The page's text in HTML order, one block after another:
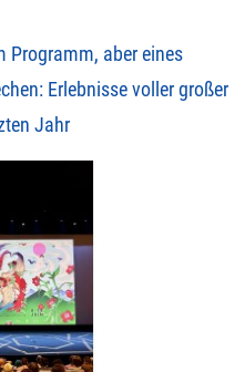
Programm, aber eines
Erlebnisse voller großer
Jahr